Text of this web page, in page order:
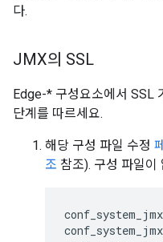
다.
JMX의 SSL
Edge-* 구성요소에서 SSL
단계를 따르세요.
해당 구성 파일 수정
조 참조). 구성 파일이